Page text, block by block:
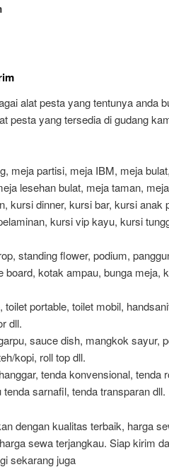
alat pesta yang tentunya anda
pesta yang tersedia di gudang
meja partisi, meja IBM, meja
lesehan bulat, meja taman,
kursi dinner, kursi bar, kursi anak
kursi vip kayu, kursi
standing flower, podium,
board, kotak ampau, bunga meja,
portable, toilet mobil,
dll.
sauce dish, mangkok sayur,
kopi, roll top dll.
tenda konvensional, tenda
sarnafil, tenda transparan dll.
dengan kualitas terbaik, harga
sewa terjangkau. Siap kirim
sekarang juga